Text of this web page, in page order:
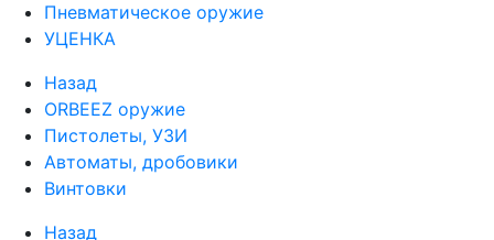
Пневматическое оружие
УЦЕНКА
Назад
ORBEEZ оружие
Пистолеты, УЗИ
Автоматы, дробовики
Винтовки
Назад